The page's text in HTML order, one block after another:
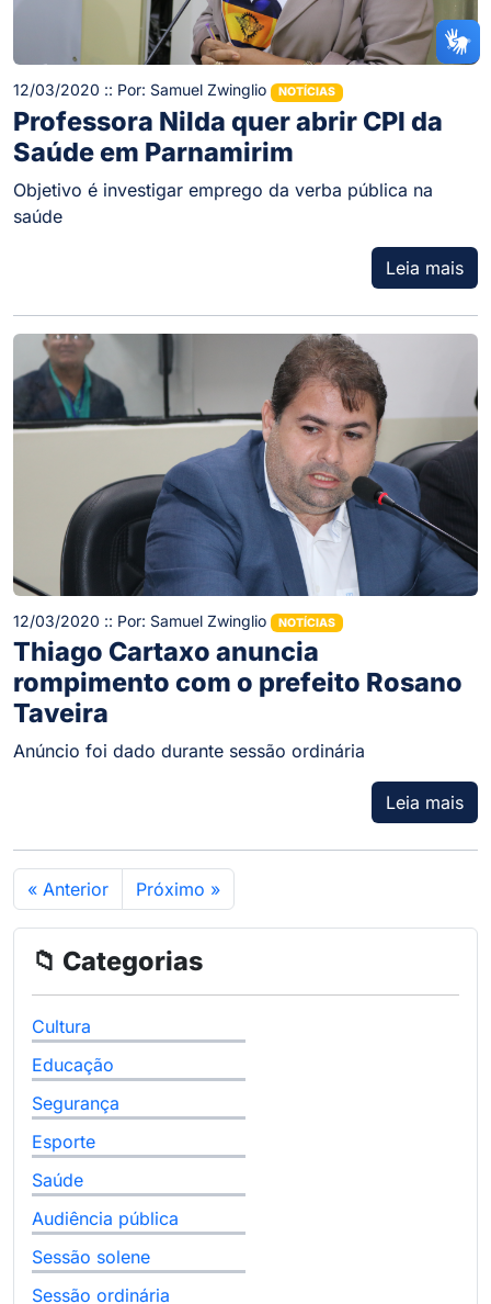
12/03/2020 :: Por: Samuel Zwinglio NOTÍCIAS
Professora Nilda quer abrir CPI da
Saúde em Parnamirim
Objetivo é investigar emprego da verba pública na
saúde
Leia mais
12/03/2020 :: Por: Samuel Zwinglio NOTÍCIAS
Thiago Cartaxo anuncia
rompimento com o prefeito Rosano
Taveira
Anúncio foi dado durante sessão ordinária
Leia mais
« Anterior Próximo »
📁 Categorias
Cultura
Educação
Segurança
Esporte
Saúde
Audiência pública
Sessão solene
Sessão ordinária